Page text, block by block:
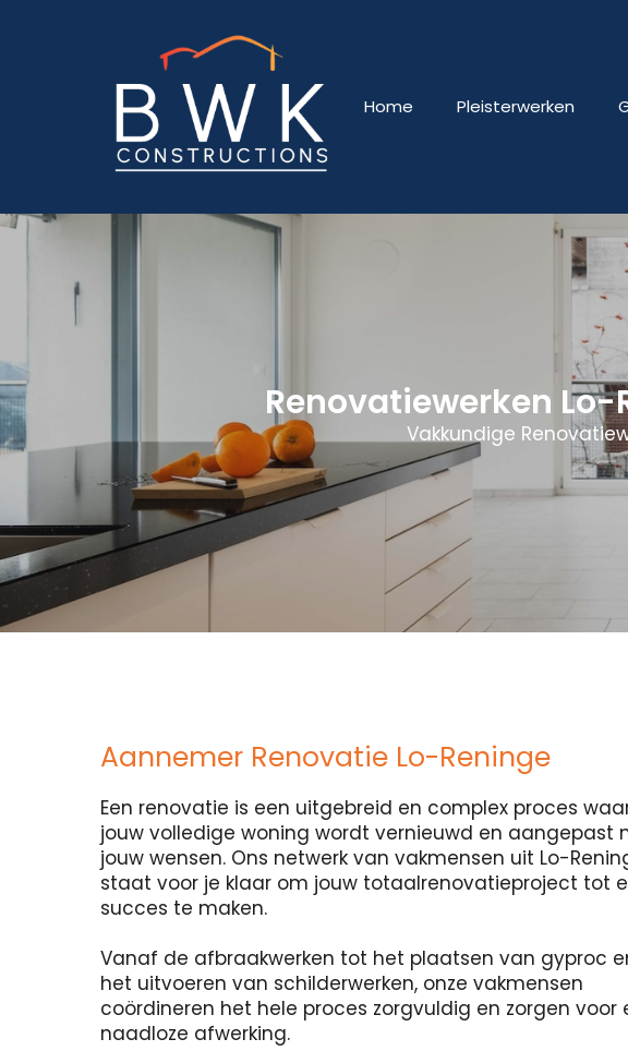
Home Pleisterwerken
Renovatiewerken Lo-
Vakkundige
Aannemer Renovatie Lo-Reninge
Een renovatie is een uitgebreid en complex proces
jouw volledige woning wordt vernieuwd en aangepast
jouw wensen. Ons netwerk van vakmensen uit Lo-
staat voor je klaar om jouw totaalrenovatieproject tot
succes te maken.
Vanaf de afbraakwerken tot het plaatsen van gyproc
het uitvoeren van schilderwerken, onze vakmensen
coördineren het hele proces zorgvuldig en zorgen voor
naadloze afwerking.